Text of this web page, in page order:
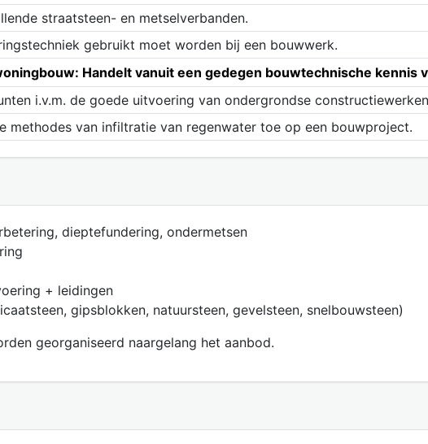
straatsteen- en metselverbanden.
gebruikt moet worden bij een bouwwerk.
Handelt vanuit een gedegen bouwtechnische kennis
i.v.m. de goede uitvoering van ondergrondse
methodes van infiltratie van regenwater toe op een bouwproject.
dieptefundering, ondermetsen
+ leidingen
gipsblokken, natuursteen, gevelsteen, snelbouwsteen)
georganiseerd naargelang het aanbod.